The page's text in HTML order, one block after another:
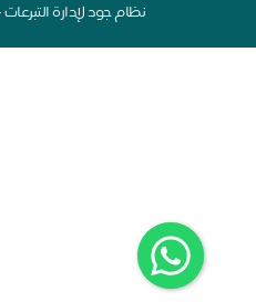
نظام جود لإدارة التبرعات -